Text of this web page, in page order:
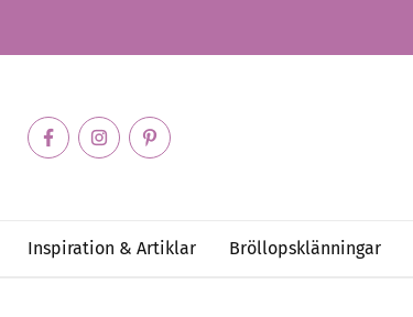
Inspiration & Artiklar Bröllopsklänningar